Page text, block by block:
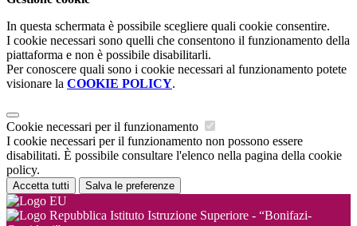
In questa schermata è possibile scegliere quali cookie consentire.
I cookie necessari sono quelli che consentono il funzionamento della
piattaforma e non è possibile disabilitarli.
Per conoscere quali sono i cookie necessari al funzionamento potete
visionare la COOKIE POLICY.
Cookie necessari per il funzionamento
I cookie necessari per il funzionamento non possono essere
disabilitati. È possibile consultare l'elenco nella pagina della cookie
policy.
Accetta tutti Salva le preferenze
Istituto Istruzione Superiore - “Bonifazi-